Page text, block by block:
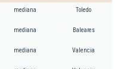
mediana Toledo
mediana Baleares
mediana Valencia